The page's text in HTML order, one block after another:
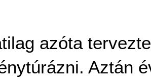
azóta
Aztán